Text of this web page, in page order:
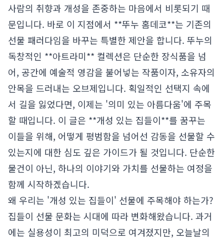
사람의 취향과 개성을 존중하는 마음에서 비롯되기 때
문입니다. 바로 이 지점에서 **뚜누 홈데코**는 기존의
선물 패러다임을 바꾸는 특별한 제안을 합니다. 뚜누의
독창적인 **아트라미** 컬렉션은 단순한 장식품을 넘
어, 공간에 예술적 영감을 불어넣는 작품이자, 소유자의
안목을 드러내는 오브제입니다. 획일적인 선택지 속에
서 길을 잃었다면, 이제는 '의미 있는 아름다움'에 주목
할 때입니다. 이 글은 **개성 있는 집들이**를 꿈꾸는
이들을 위해, 어떻게 평범함을 넘어선 감동을 선물할 수
있는지에 대한 심도 깊은 가이드가 될 것입니다. 단순한
물건이 아닌, 하나의 이야기와 가치를 선물하는 여정을
함께 시작하겠습니다.
왜 우리는 '개성 있는 집들이' 선물에 주목해야 하는가?
집들이 선물 문화는 시대에 따라 변화해왔습니다. 과거
에는 실용성이 최고의 미덕으로 여겨졌지만, 오늘날의